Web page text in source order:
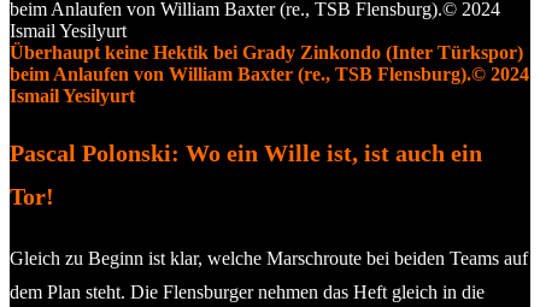
Überhaupt keine Hektik bei Grady Zinkondo (Inter Türkspor)
beim Anlaufen von William Baxter (re., TSB Flensburg).© 2024
Ismail Yesilyurt
Pascal Polonski: Wo ein Wille ist, ist auch ein
Tor!
Gleich zu Beginn ist klar, welche Marschroute bei beiden Teams auf
dem Plan steht. Die Flensburger nehmen das Heft gleich in die